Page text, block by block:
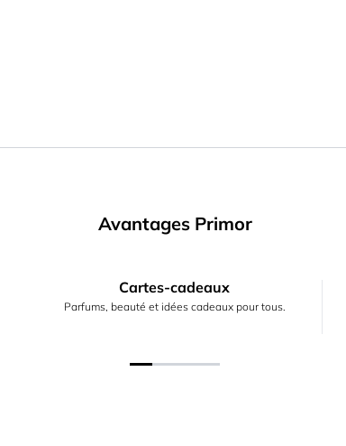
Avantages Primor
Cartes-cadeaux
Parfums, beauté et idées cadeaux pour tous.